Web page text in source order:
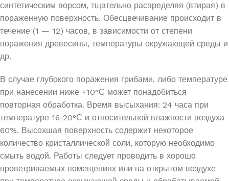
синтетическим ворсом, тщательно распределяя (втирая) в
пораженную поверхность. Обесцвечивание происходит в
течение (1 — 12) часов, в зависимости от степени
поражения древесины, температуры окружающей среды и
др.
В случае глубокого поражения грибами, либо температуре
при нанесении ниже +10°С может понадобиться
повторная обработка. Время высыхания: 24 часа при
температуре 16-20°С и относительной влажности воздуха
60%. Высохшая поверхность содержит некоторое
количество кристаллической соли, которую необходимо
смыть водой. Работы следует проводить в хорошо
проветриваемых помещениях или на открытом воздухе